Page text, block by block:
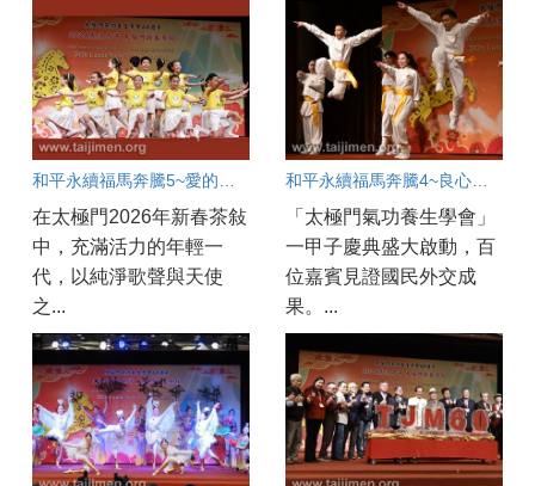
和平永續福馬奔騰5~愛的天使賜福人間
在太極門2026年新春茶敍
中，充滿活力的年輕一
代，以純淨歌聲與天使
之...
和平永續福馬奔騰4~良心英雄情滿人間
「太極門氣功養生學會」
一甲子慶典盛大啟動，百
位嘉賓見證國民外交成
果。...